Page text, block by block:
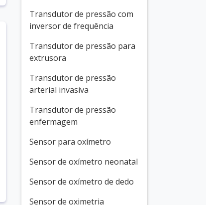
Transdutor de pressão com
inversor de frequência
Transdutor de pressão para
extrusora
Transdutor de pressão
arterial invasiva
Transdutor de pressão
enfermagem
Sensor para oxímetro
Sensor de oxímetro neonatal
Sensor de oxímetro de dedo
Sensor de oximetria